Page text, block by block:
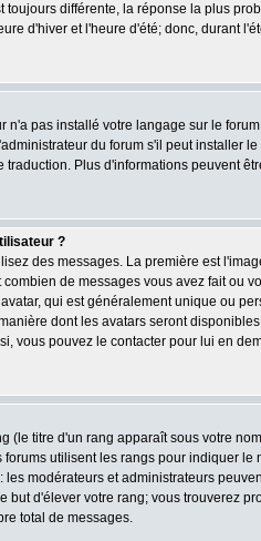
différente, la réponse la plus
d'hiver et l'heure d'été; donc, durant
pas installé votre langage sur le
du forum s'il peut installer
Plus d'informations peuvent
?
des messages. La première est
de messages vous avez fait ou
qui est généralement unique ou
dont les avatars seront
vous pouvez le contacter pour lui en
(le titre d'un rang apparaît sous votre
utilisent les rangs pour indiquer le
modérateurs et administrateurs
but d'élever votre rang; vous trouverez
total de messages.